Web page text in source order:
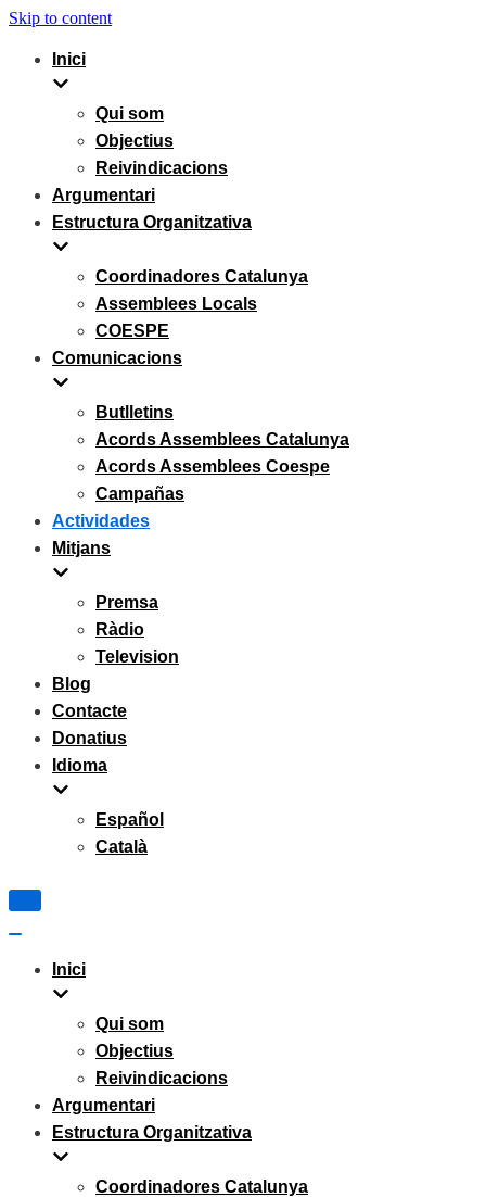
Skip to content
Inici
Qui som
Objectius
Reivindicacions
Argumentari
Estructura Organitzativa
Coordinadores Catalunya
Assemblees Locals
COESPE
Comunicacions
Butlletins
Acords Assemblees Catalunya
Acords Assemblees Coespe
Campañas
Actividades
Mitjans
Premsa
Ràdio
Television
Blog
Contacte
Donatius
Idioma
Español
Català
Navigation
Inici
Qui som
Objectius
Reivindicacions
Argumentari
Estructura Organitzativa
Coordinadores Catalunya